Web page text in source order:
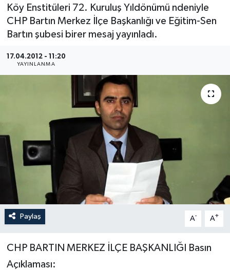
Köy Enstitüleri 72. Kuruluş Yıldönümü ndeniyle
CHP Bartın Merkez İlçe Başkanlığı ve Eğitim-Sen
Bartın şubesi birer mesaj yayınladı.
17.04.2012 - 11:20
YAYINLANMA
Paylaş A- A+
CHP BARTIN MERKEZ İLÇE BAŞKANLIĞI Basın
Açıklaması:
Medya
Sivil Toplum
Siyaset
Spor
Tarım
Turizm
Yerel Yönetimler